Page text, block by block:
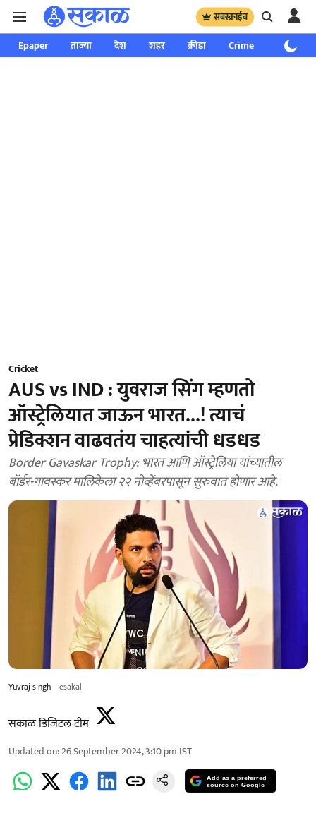
सबस्क्राईब
Epaper ताज्या देश शहर क्रीडा Crime साप्ताहिक
Cricket
AUS vs IND : युवराज सिंग म्हणतो
ऑस्ट्रेलियात जाऊन भारत...! त्याचं
प्रेडिक्शन वाढवतंय चाहत्यांची धडधड
Border Gavaskar Trophy: भारत आणि ऑस्ट्रेलिया यांच्यातील
बॉर्डर-गावस्कर मालिकेला २२ नोव्हेंबरपासून सुरुवात होणार आहे.
Yuvraj singh esakal
सकाळ डिजिटल टीम
Updated on:26 September 2024, 3:10 pm IST
Add as a preferred
source on Google